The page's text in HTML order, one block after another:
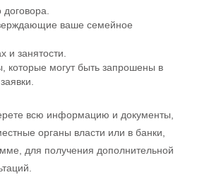
ваше семейное
и занятости.
которые могут быть запрошены в
всю информацию и документы,
органы власти или в банки,
для получения дополнительной